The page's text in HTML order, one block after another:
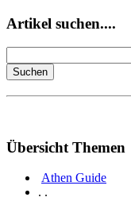
Artikel suchen....
Übersicht Themen
Athen Guide
. .